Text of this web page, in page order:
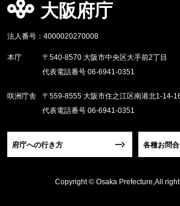
大阪府庁
法人番号：4000020270008
本庁
〒540-8570 大阪市中央区大手前2丁目
代表電話番号 06-6941-0351
咲洲庁舎
〒559-8555 大阪市住之江区南港北1-14-
代表電話番号 06-6941-0351
府庁への行き方 各種お問
Copyright © Osaka Prefecture,All